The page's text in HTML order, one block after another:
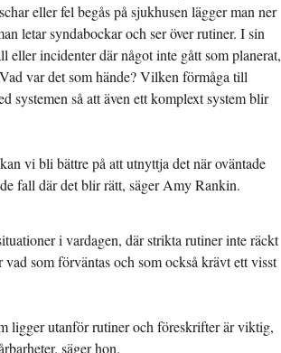
eller fel begås på sjukhusen lägger man ner
letar syndabockar och ser över rutiner. I sin
eller incidenter där något inte gått som planerat,
var det som hände? Vilken förmåga till
systemen så att även ett komplext system blir
vi bli bättre på att utnyttja det när oväntade
fall där det blir rätt, säger Amy Rankin.
i vardagen, där strikta rutiner inte räckt
som förväntas och som också krävt ett visst
ligger utanför rutiner och föreskrifter är viktig,
säger hon.